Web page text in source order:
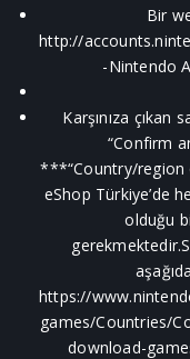
Bir
http://
-Nintendo
Karşınıza
“Confirm
***“Country/region
eShop Türkiye’de
olduğu
https://
games/Countries/
download-